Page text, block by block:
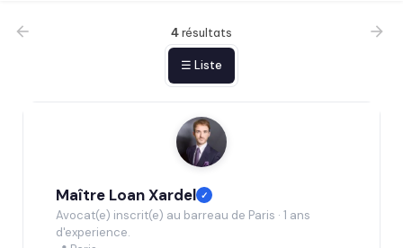
4résultats
☰ Liste
Maître Loan Xardel ✓
Avocat(e) inscrit(e) au barreau de Paris · 1 ans
d'experience.